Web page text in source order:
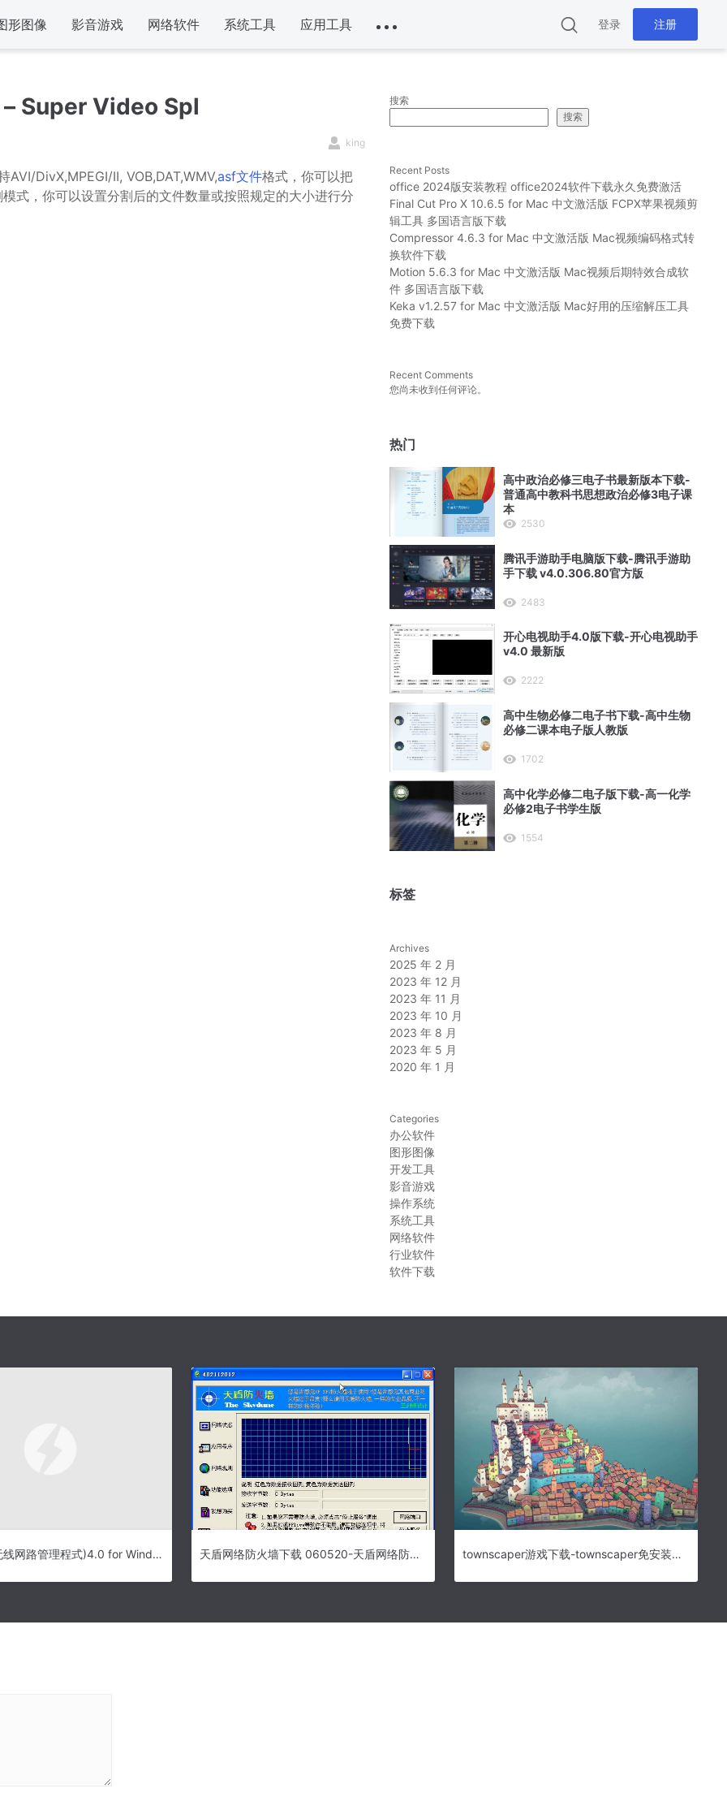
形图像 影音游戏 网络软件 系统工具 应用工具 登录 注册
Super Video Spl
king
DivX,MPEGI/II, VOB,DAT,WMV,asf文件格式，你可以把
式，你可以设置分割后的文件数量或按照规定的大小进行分
搜索
搜索
Recent Posts
office 2024版安装教程 office2024软件下载永久免费激活
Final Cut Pro X 10.6.5 for Mac 中文激活版 FCPX苹果视频剪
辑工具 多国语言版下载
Compressor 4.6.3 for Mac 中文激活版 Mac视频编码格式转
换软件下载
Motion 5.6.3 for Mac 中文激活版 Mac视频后期特效合成软
件 多国语言版下载
Keka v1.2.57 for Mac 中文激活版 Mac好用的压缩解压工具
免费下载
Recent Comments
您尚未收到任何评论。
热门
高中政治必修三电子书最新版本下载-
普通高中教科书思想政治必修3电子课
本
2530
腾讯手游助手电脑版下载-腾讯手游助
手下载 v4.0.306.80官方版
2483
开心电视助手4.0版下载-开心电视助手
v4.0 最新版
2222
高中生物必修二电子书下载-高中生物
必修二课本电子版人教版
1702
高中化学必修二电子版下载-高一化学
必修2电子书学生版
1554
标签
Archives
2025 年 2 月
2023 年 12 月
2023 年 11 月
2023 年 10 月
2023 年 8 月
2023 年 5 月
2020 年 1 月
Categories
办公软件
图形图像
开发工具
影音游戏
操作系统
系统工具
网络软件
行业软件
软件下载
WeFi下载 (无线网路管理程式)4.0 for Windows安装版-无线网路管理程式工具 天盾网络防火墙下载 060520-天盾网络防火墙 townscaper游戏下载-townscaper免安装版中文版